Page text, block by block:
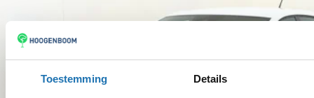
Toestemming Details